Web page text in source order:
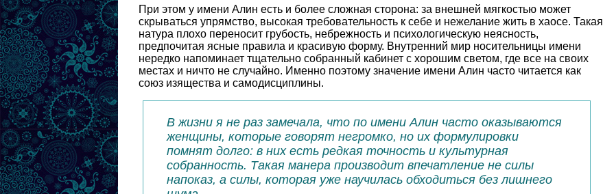
При этом у имени Алин есть и более сложная сторона: за внешней мягкостью может
скрываться упрямство, высокая требовательность к себе и нежелание жить в хаосе. Такая
натура плохо переносит грубость, небрежность и психологическую неясность,
предпочитая ясные правила и красивую форму. Внутренний мир носительницы имени
нередко напоминает тщательно собранный кабинет с хорошим светом, где все на своих
местах и ничто не случайно. Именно поэтому значение имени Алин часто читается как
союз изящества и самодисциплины.
В жизни я не раз замечала, что по имени Алин часто оказываются
женщины, которые говорят негромко, но их формулировки
помнят долго: в них есть редкая точность и культурная
собранность. Такая манера производит впечатление не силы
напоказ, а силы, которая уже научилась обходиться без лишнего